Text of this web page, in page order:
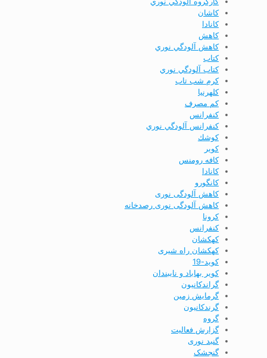
كاشان
كانادا
كاهش
كاهش آلودگي نوري
كتاب
كتاب آلودگي نوري
كرم شب تاب
كلهرنيا
كم مصرف
كنفرانس
كنفرانس آلودگي نوري
كوشك
كوير
کافه رومنس
کانادا
کانگورو
کاهش آلودگی نوری
کاهش آلودگی نوری رصدخانه
کرونا
کنفرانس
کهکشان
کهکشان راه شیری
کوید-19
کویر بهاباد و نایبندان
گراندكانيون
گرمایش زمین
گرندکانیون
گروه
گزارش فعاليت
گنبد نوری
گنجشک